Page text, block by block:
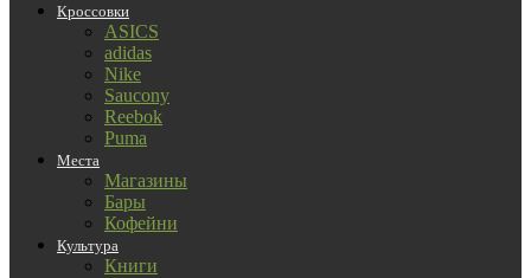
Кроссовки
ASICS
adidas
Nike
Saucony
Reebok
Puma
Места
Магазины
Бары
Кофейни
Культура
Книги